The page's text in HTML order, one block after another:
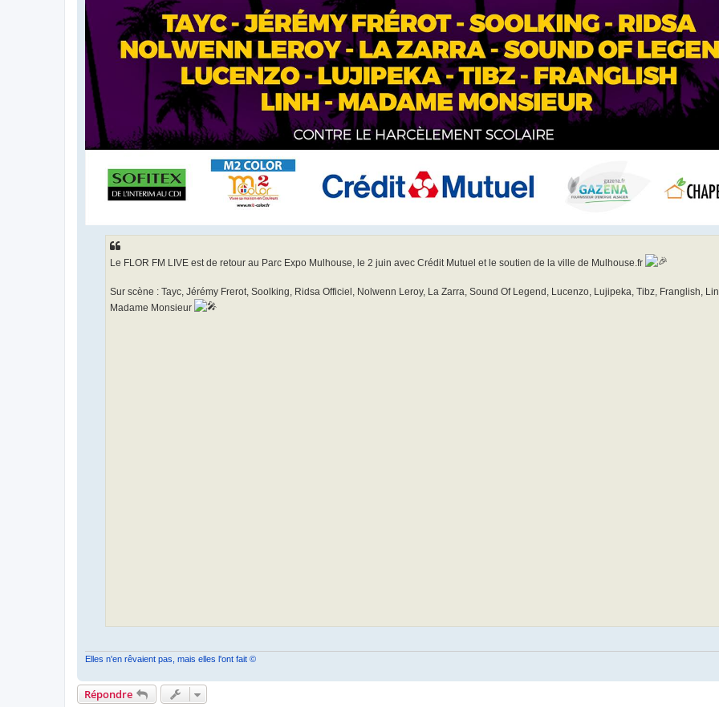
Le FLOR FM LIVE est de retour au Parc Expo Mulhouse, le 2 juin avec Crédit Mutuel et le soutien de la ville de Mulhouse.fr
Sur scène : Tayc, Jérémy Frerot, Soolking, Ridsa Officiel, Nolwenn Leroy, La Zarra, Sound Of Legend, Lucenzo, Lujipeka, Tibz, Franglish,
Madame Monsieur
Elles n'en rêvaient pas, mais elles l'ont fait ©
Répondre